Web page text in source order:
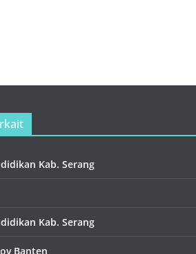
Kab. Serang
Kab. Serang
Banten